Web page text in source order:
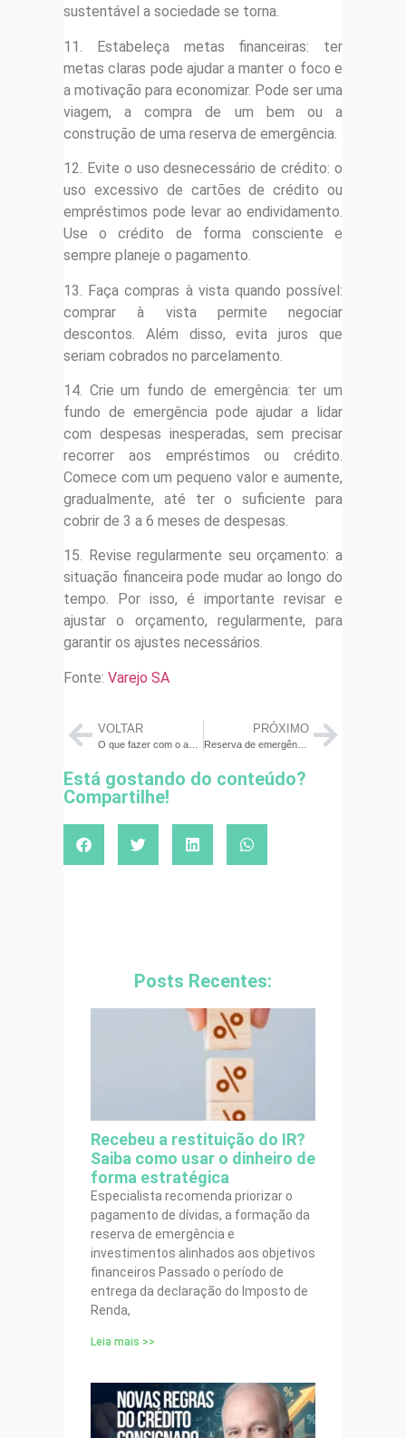
sustentável a sociedade se torna.
11. Estabeleça metas financeiras: ter
metas claras pode ajudar a manter o foco e
a motivação para economizar. Pode ser uma
viagem, a compra de um bem ou a
construção de uma reserva de emergência.
12. Evite o uso desnecessário de crédito: o
uso excessivo de cartões de crédito ou
empréstimos pode levar ao endividamento.
Use o crédito de forma consciente e
sempre planeje o pagamento.
13. Faça compras à vista quando possível:
comprar à vista permite negociar
descontos. Além disso, evita juros que
seriam cobrados no parcelamento.
14. Crie um fundo de emergência: ter um
fundo de emergência pode ajudar a lidar
com despesas inesperadas, sem precisar
recorrer aos empréstimos ou crédito.
Comece com um pequeno valor e aumente,
gradualmente, até ter o suficiente para
cobrir de 3 a 6 meses de despesas.
15. Revise regularmente seu orçamento: a
situação financeira pode mudar ao longo do
tempo. Por isso, é importante revisar e
ajustar o orçamento, regularmente, para
garantir os ajustes necessários.
Fonte: Varejo SA
VOLTAR
O que fazer com o abono do PIS/Pasep 2024?
PRÓXIMO
Reserva de emergência não pode ficar parada
Está gostando do conteúdo?
Compartilhe!
Posts Recentes:
Recebeu a restituição do IR?
Saiba como usar o dinheiro de
forma estratégica
Especialista recomenda priorizar o
pagamento de dívidas, a formação da
reserva de emergência e
investimentos alinhados aos objetivos
financeiros Passado o período de
entrega da declaração do Imposto de
Renda,
Leia mais >>